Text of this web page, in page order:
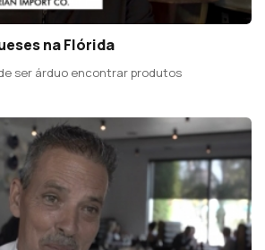
na Flórida
ser árduo encontrar produtos